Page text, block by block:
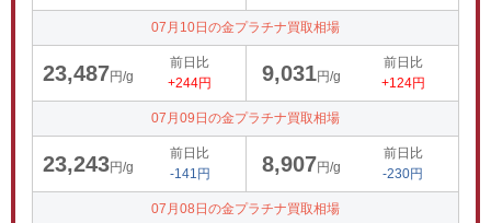
07月10日の金プラチナ買取相場
23,487円/g
前日比
+244円
9,031円/g
前日比
+124円
07月09日の金プラチナ買取相場
23,243円/g
前日比
-141円
8,907円/g
前日比
-230円
07月08日の金プラチナ買取相場